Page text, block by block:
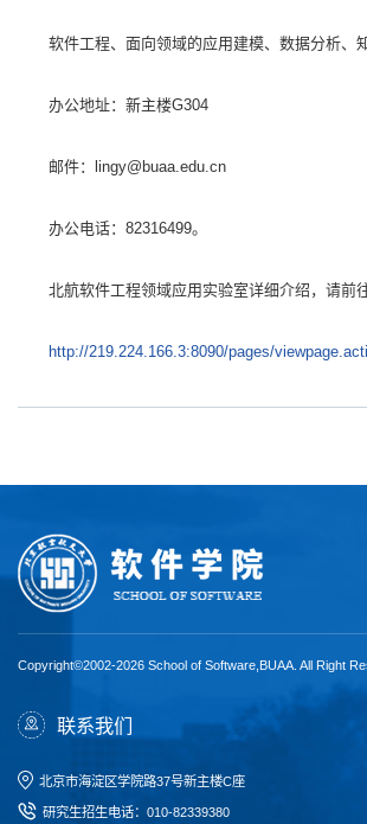
软件工程、面向领域的应用建模、数据分析、
办公地址：新主楼G304
邮件：lingy@buaa.edu.cn
办公电话：82316499。
北航软件工程领域应用实验室详细介绍，请前
http://219.224.166.3:8090/pages/
Copyright©2002-2026 School of Software,BUAA. All Right
联系我们
北京市海淀区学院路37号新主楼C座
研究生招生电话： 010-82339380